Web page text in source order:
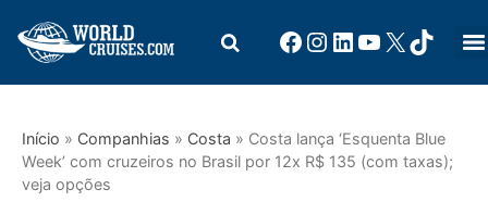
Início » Companhias » Costa » Costa lança ‘Esquenta Blue
Week’ com cruzeiros no Brasil por 12x R$ 135 (com taxas);
veja opções